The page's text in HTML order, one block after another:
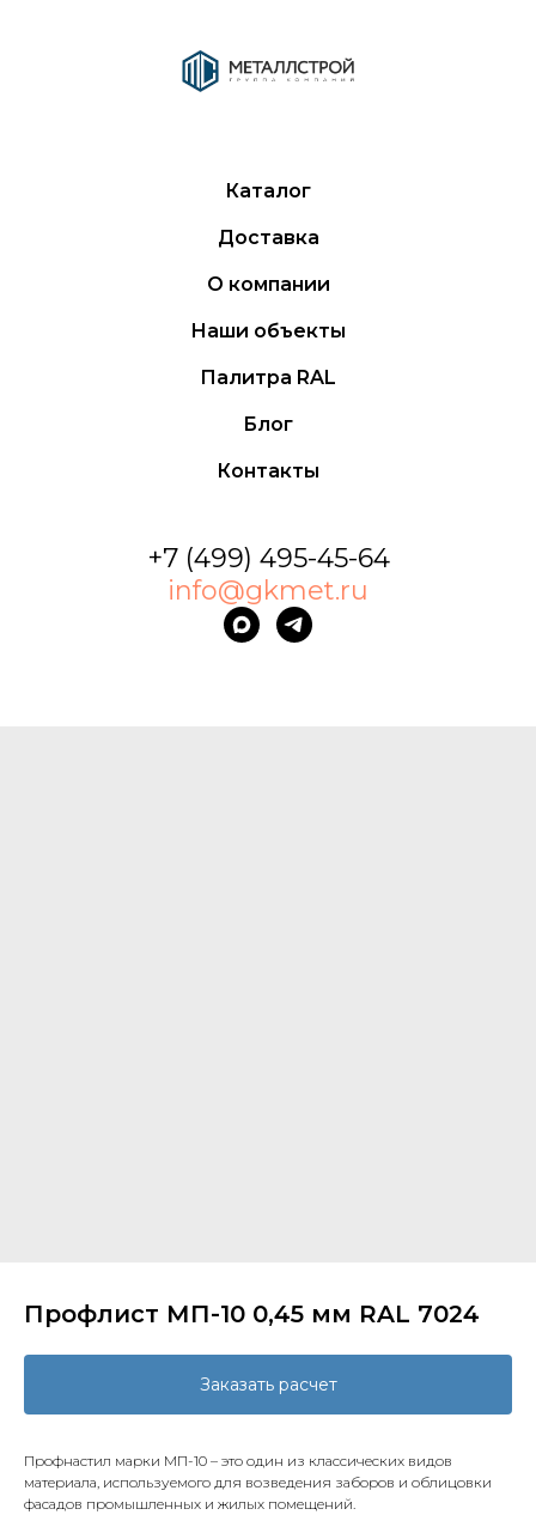
Каталог
Доставка
О компании
Наши объекты
Палитра RAL
Блог
Контакты
+7 (499) 495-45-64
info@gkmet.ru
Профлист МП-10 0,45 мм RAL 7024
Заказать расчет
Профнастил марки МП-10 – это один из классических видов
материала, используемого для возведения заборов и облицовки
фасадов промышленных и жилых помещений.